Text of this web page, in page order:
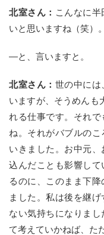
北室さん： こんなに
いと思いますね（笑）。
—と、言いますと。
北室さん： 世の中には
いますが、そうめんも
れる仕事です。それ
ね。それがバブルの
いきました。お中元
込んだことも影響し
るのに、このまま下
ました。私は後を継
ない気持ちになりま
て考えていかねば、た